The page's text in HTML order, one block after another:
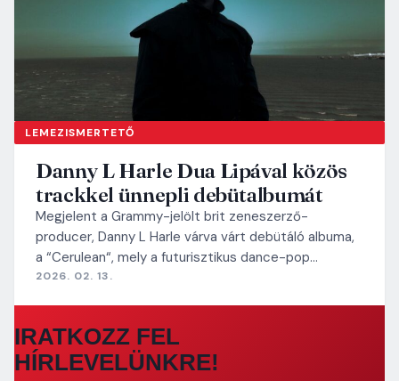
LEMEZISMERTETŐ
Danny L Harle Dua Lipával közös
trackkel ünnepli debütalbumát
Megjelent a Grammy-jelölt brit zeneszerző-
producer, Danny L Harle várva várt debütáló albuma,
a “Cerulean“, mely a futurisztikus dance-pop…
2026. 02. 13.
IRATKOZZ FEL
HÍRLEVELÜNKRE!